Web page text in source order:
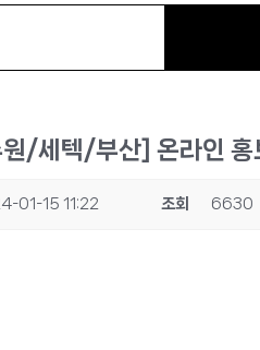
/세텍/부산] 온라인 홍
01-15 11:22 조회 6630